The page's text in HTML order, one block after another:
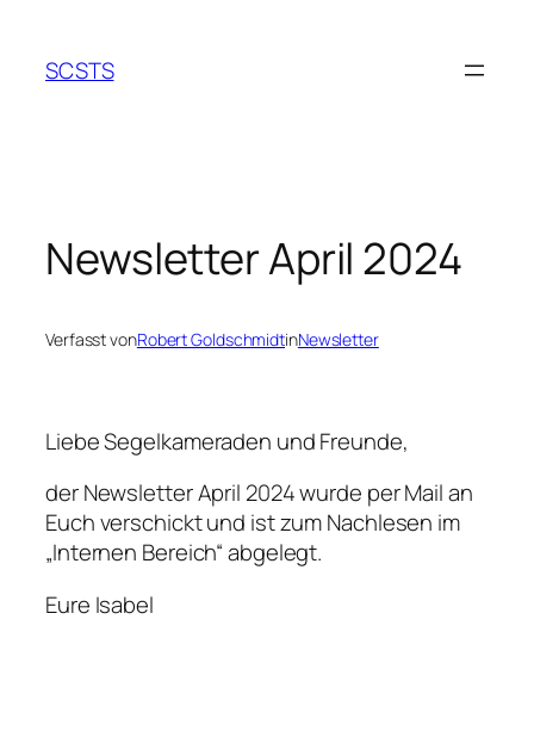
springen
SCSTS
Newsletter April 2024
Verfasst vonRobert GoldschmidtinNewsletter
Liebe Segelkameraden und Freunde,
der Newsletter April 2024 wurde per Mail an
Euch verschickt und ist zum Nachlesen im
„Internen Bereich“ abgelegt.
Eure Isabel